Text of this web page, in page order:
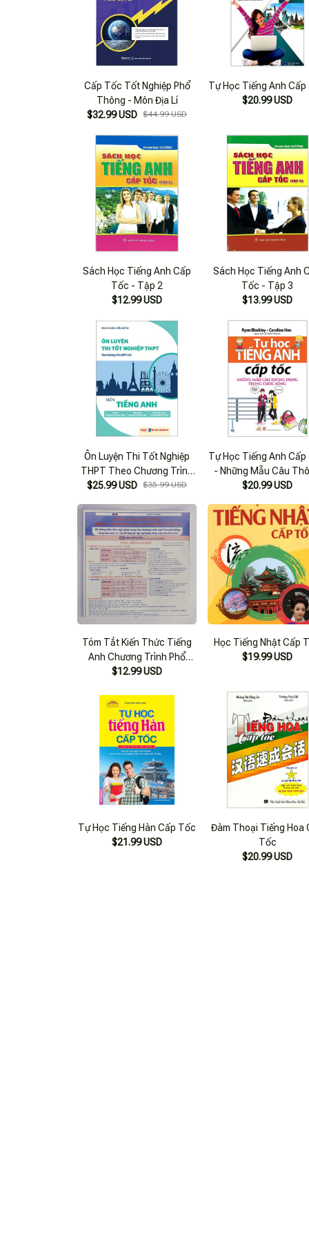
Cấp Tốc Tốt Nghiệp Phổ
Thông - Môn Địa Lí
$32.99 USD $44.99 USD
Tự Học Tiếng Anh Cấp
$20.99 USD
Sách Học Tiếng Anh Cấp
Tốc - Tập 2
$12.99 USD
Sách Học Tiếng Anh
Tốc - Tập 3
$13.99 USD
Ôn Luyện Thi Tốt Nghiệp
THPT Theo Chương Trình
GDPT Mới - Môn Tiếng Anh
$25.99 USD $35.99 USD
Tự Học Tiếng Anh Cấp
- Những Mẫu Câu
Dụng Trong Cuộc
$20.99 USD
Tóm Tắt Kiến Thức Tiếng
Anh Chương Trình Phổ
Thông
$12.99 USD
Học Tiếng Nhật Cấp
$19.99 USD
Tự Học Tiếng Hàn Cấp Tốc
$21.99 USD
Đàm Thoại Tiếng Hoa
Tốc
$20.99 USD